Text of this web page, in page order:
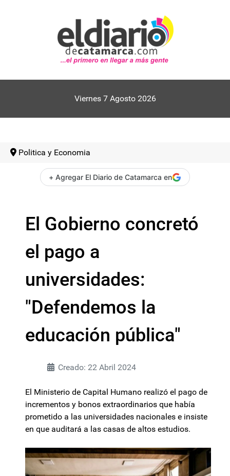
Viernes 7 Agosto 2026
Politica y Economia
+ Agregar El Diario de Catamarca en
El Gobierno concretó
el pago a
universidades:
"Defendemos la
educación pública"
Creado: 22 Abril 2024
El Ministerio de Capital Humano realizó el pago de
incrementos y bonos extraordinarios que había
prometido a las universidades nacionales e insiste
en que auditará a las casas de altos estudios.